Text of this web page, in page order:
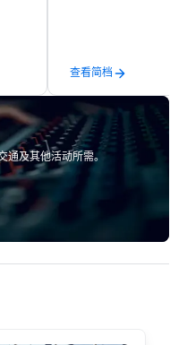
party, bachelor party,
corporate event) or
out, Howl at the
spot for you. Check
Howl at the Moon
upcoming events and
查看简档
及其他活动所需。